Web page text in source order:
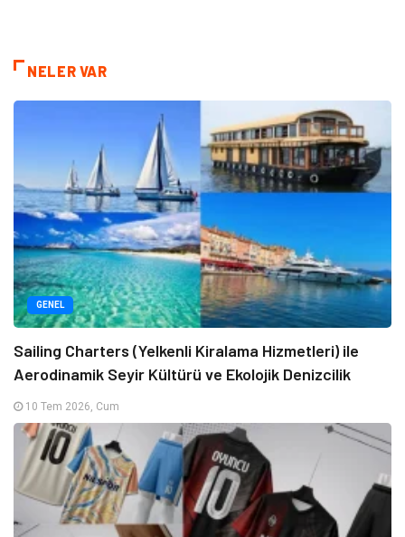
NELER VAR
GENEL
Sailing Charters (Yelkenli Kiralama Hizmetleri) ile
Aerodinamik Seyir Kültürü ve Ekolojik Denizcilik
10 Tem 2026, Cum